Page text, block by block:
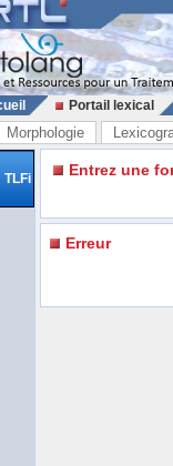
Portail lexical
Morphologie
TLFi Entrez une
Erreur